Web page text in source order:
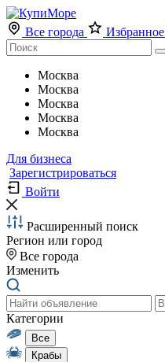
Все города Избранное
Москва
Москва
Москва
Москва
Москва
Для бизнеса
Зарегистрироваться
Войти
Расширенный поиск
Регион или город
Все города
Изменить
Категории